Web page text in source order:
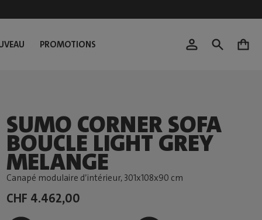
PROMOTIONS 0
SUMO CORNER SOFA
BOUCLE LIGHT GREY
MELANGE
Canapé modulaire d’intérieur, 301x108x90 cm
CHF 4.462,00